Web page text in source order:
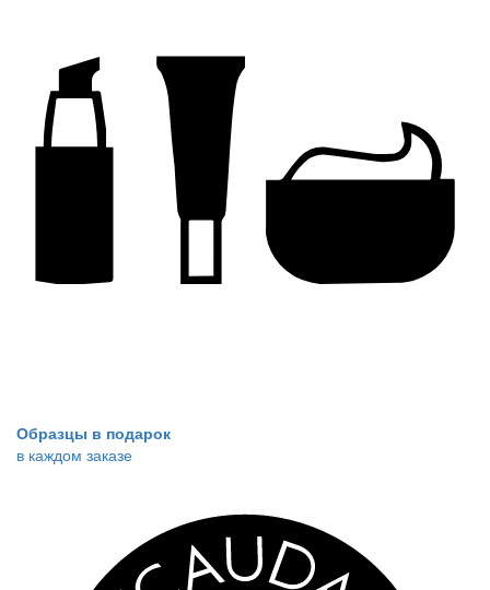
Образцы в подарок
в каждом заказе